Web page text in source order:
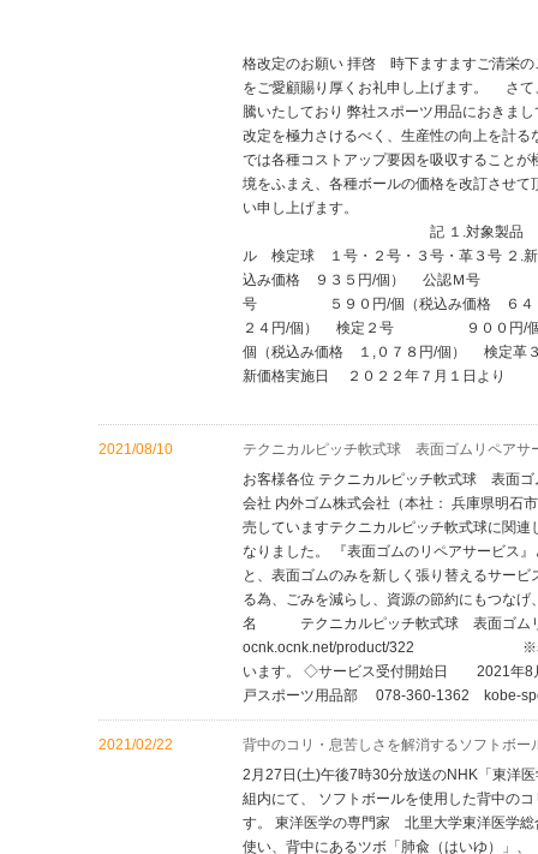
格改定のお願い 拝啓 時下ますますご清栄の
をご愛顧賜り厚くお礼申し上げます。 さて
騰いたしており 弊社スポーツ用品におきま
改定を極力さけるべく、生産性の向上を計
では各種コストアップ要因を吸収すること
境をふまえ、各種ボールの価格を改訂させ
い申し上
記 １.対象製品 軟式野球ボ
ル 検定球 １号・２号・３号・革３号
込み価格 ９３５円/個） 公認Ｍ号 ６
号 ５９０円/個（税込み価格 ６４
２４円/個） 検定２号 ９００円/
個（税込み価格 １,０７８円/個） 検定
新価格実施日 ２０２２年７月１日より
2021/08/10
テクニカルピッチ軟式球 表面ゴムリペアサ
お客様各位 テクニカルピッチ軟式球 表面
会社 内外ゴム株式会社（本社： 兵庫県明石
売していますテクニカルピッチ軟式球に関
なりました。 『表面ゴムのリペアサービス
と、表面ゴムのみを新しく張り替えるサー
る為、ごみを減らし、資源の節約にもつな
名 テクニカルピッチ軟式球 表面ゴムリ
ocnk.ocnk.net/product/322 ※表面ゴム
います。 ◇サービス受付開始日 2021年8
戸スポーツ用品部 078-360-1362 kobe-
2021/02/22
背中のコリ・息苦しさを解消するソフトボ
2月27日(土)午後7時30分放送のNHK「東洋
組内にて、 ソフトボールを使用した背中の
す。 東洋医学の専門家 北里大学東洋医学総
使い、背中にあるツボ「肺兪（はいゆ）」